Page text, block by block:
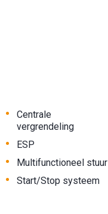
•
Centrale
vergrendeling
• ESP
• Multifunctioneel stuur
• Start/Stop systeem